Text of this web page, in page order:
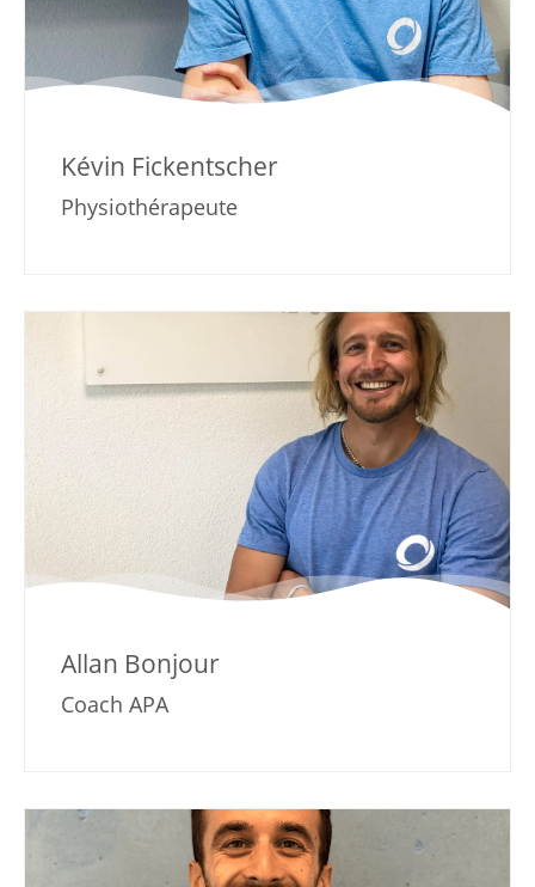
Kévin Fickentscher
Physiothérapeute
Allan Bonjour
Coach APA